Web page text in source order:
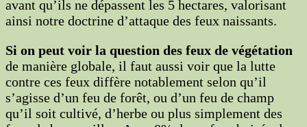
avant qu’ils ne dépassent les 5 hectares, valorisant
ainsi notre doctrine d’attaque des feux naissants.
Si on peut voir la question des feux de végétation
de manière globale, il faut aussi voir que la lutte
contre ces feux diffère notablement selon qu’il
s’agisse d’un feu de forêt, ou d’un feu de champ
qu’il soit cultivé, d’herbe ou plus simplement des